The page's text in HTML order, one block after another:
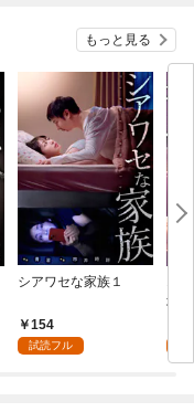
『ざまぁ！』します！
もっと見る
シアワセな家族１
154
試読フル
地